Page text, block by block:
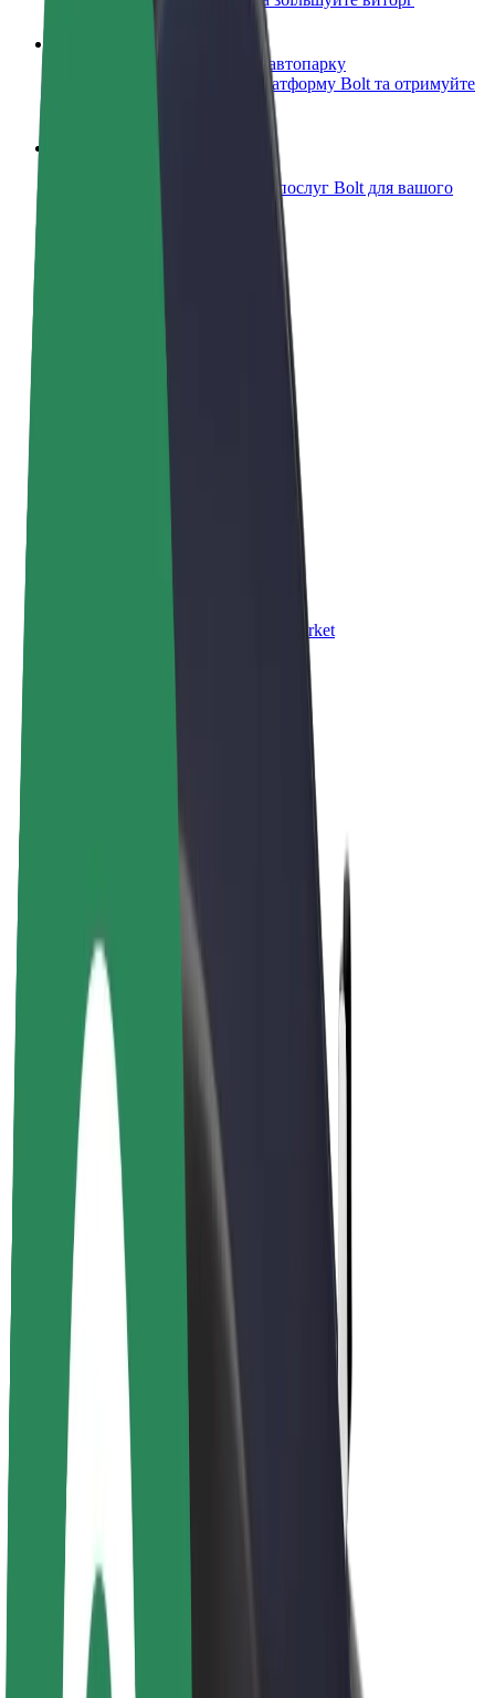
Зареєструватися як власник автопарку
Додайте Ваш автопарк на платформу Bolt та отримуйте
Масштабування продуктів та послуг Bolt для вашого
Правила та Умови
Доставка продуктів Bolt Market
Заробіток водія
Кур'єром
Заробіток курʼєра
Партнери Bolt Food
Автопаркам
Франшиза
Компанія
Кар'єра
Про компанію Bolt
Сталий розвиток у Bolt
Проєкт Нуль
Блог
Пресцентр
Правила використання бренду
Зв’язки з інвесторами
Керівництво
Бренд
Медіа
Урбаністичний фонд